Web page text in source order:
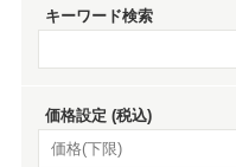
キーワード検索
価格設定 (税込)